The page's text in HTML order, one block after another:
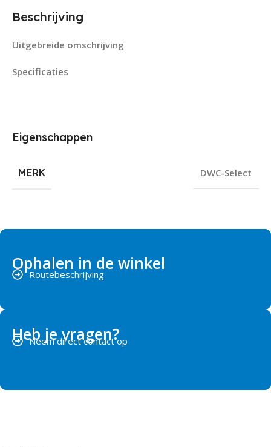
Beschrijving
Uitgebreide omschrijving
Specificaties
Eigenschappen
MERK DWC-Select
Ophalen in de winkel
Routebeschrijving
Heb je vragen?
Neem direct contact op